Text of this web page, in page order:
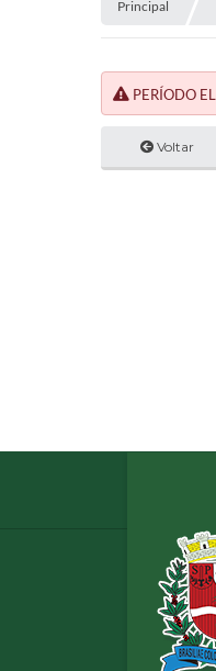
Principal
PERÍODO
Voltar